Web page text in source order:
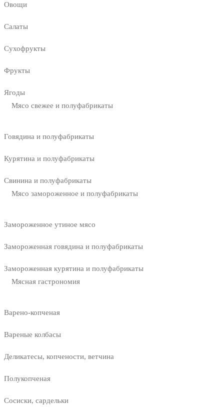
Овощи
Салаты
Сухофрукты
Фрукты
Ягоды
Мясо свежее и полуфабрикаты
Говядина и полуфабрикаты
Курятина и полуфабрикаты
Свинина и полуфабрикаты
Мясо замороженное и полуфабрикаты
Замороженное утиное мясо
Замороженная говядина и полуфабрикаты
Замороженная курятина и полуфабрикаты
Мясная гастрономия
Варено-копченая
Вареные колбасы
Деликатесы, копчености, ветчина
Полукопченая
Сосиски, сардельки